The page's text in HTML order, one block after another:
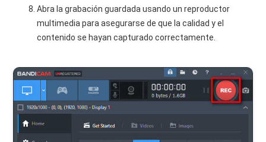
Abra la grabación guardada usando un reproductor
multimedia para asegurarse de que la calidad y el
contenido se hayan capturado correctamente.